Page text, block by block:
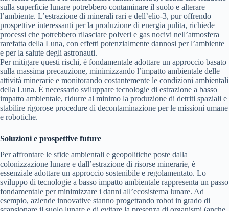
sulla superficie lunare potrebbero contaminare il suolo e alterare
l’ambiente. L’estrazione di minerali rari e dell’elio-3, pur offrendo
prospettive interessanti per la produzione di energia pulita, richiede
processi che potrebbero rilasciare polveri e gas nocivi nell’atmosfera
rarefatta della Luna, con effetti potenzialmente dannosi per l’ambiente
e per la salute degli astronauti.
Per mitigare questi rischi, è fondamentale adottare un approccio basato
sulla massima precauzione, minimizzando l’impatto ambientale delle
attività minerarie e monitorando costantemente le condizioni ambientali
della Luna. È necessario sviluppare tecnologie di estrazione a basso
impatto ambientale, ridurre al minimo la produzione di detriti spaziali e
stabilire rigorose procedure di decontaminazione per le missioni umane
e robotiche.
Soluzioni e prospettive future
Per affrontare le sfide ambientali e geopolitiche poste dalla
colonizzazione lunare e dall’estrazione di risorse minerarie, è
essenziale adottare un approccio sostenibile e regolamentato. Lo
sviluppo di tecnologie a basso impatto ambientale rappresenta un passo
fondamentale per minimizzare i danni all’ecosistema lunare. Ad
esempio, aziende innovative stanno progettando robot in grado di